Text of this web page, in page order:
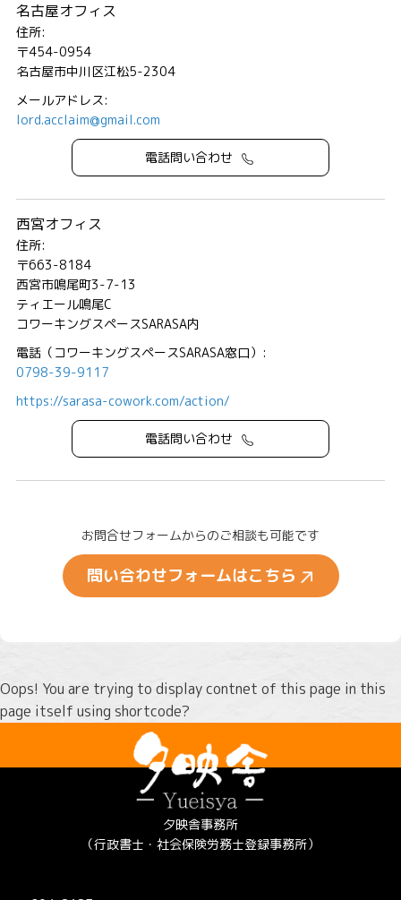
名古屋オフィス
住所:
〒454-0954
名古屋市中川区江松5-2304
メールアドレス:
lord.acclaim@gmail.com
電話問い合わせ
西宮オフィス
住所:
〒663-8184
西宮市鳴尾町3-7-13
ティエール鳴尾C
コワーキングスペースSARASA内
電話（コワーキングスペースSARASA窓口）:
0798-39-9117
https://sarasa-cowork.com/action/
電話問い合わせ
お問合せフォームからのご相談も可能です
問い合わせフォームはこちら
Oops! You are trying to display contnet of this page in this
page itself using shortcode?
夕映舎事務所
（行政書士・社会保険労務士登録事務所）